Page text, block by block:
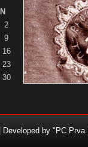
N
2
9
16
23
30
by "PC Prva